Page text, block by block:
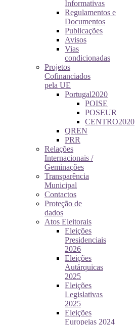
Informativas
Regulamentos e
Documentos
Publicações
Avisos
Vias
condicionadas
Projetos
Cofinanciados
pela UE
Portugal2020
POISE
POSEUR
CENTRO2020
QREN
PRR
Relações
Internacionais /
Geminações
Transparência
Municipal
Contactos
Proteção de
dados
Atos Eleitorais
Eleições
Presidenciais
2026
Eleições
Autárquicas
2025
Eleições
Legislativas
2025
Eleições
Europeias 2024